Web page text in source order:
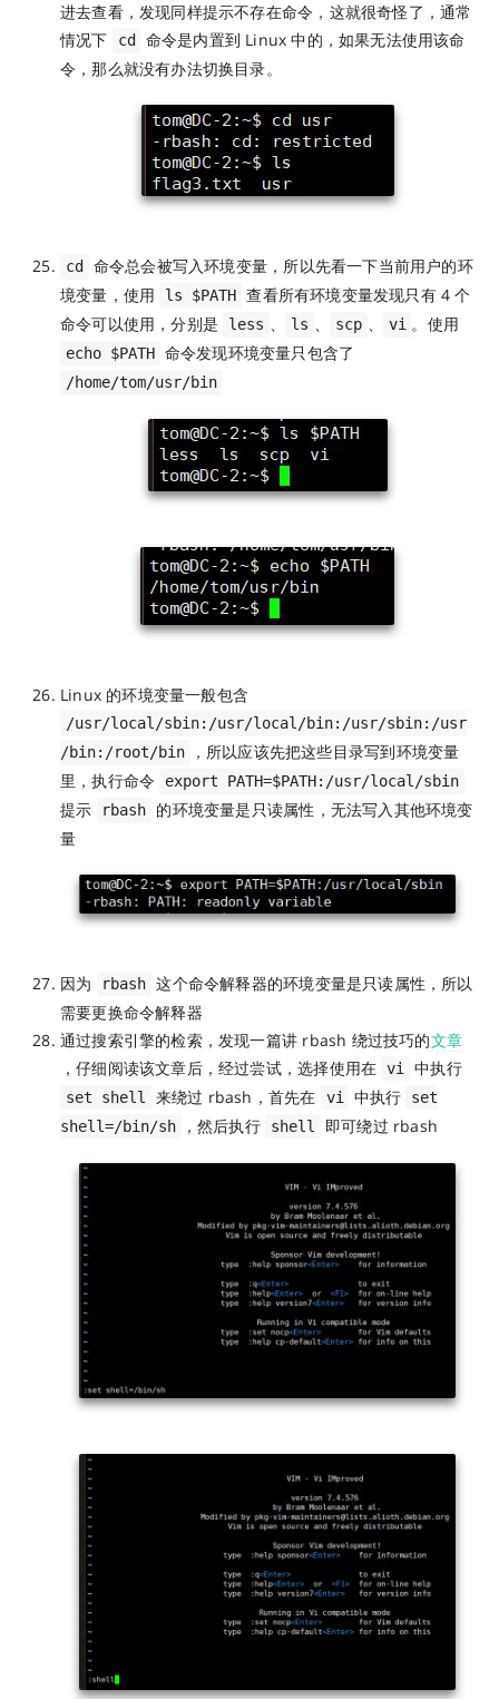
进去查看，发现同样提示不存在命令，这就很奇怪了，通常
情况下
cd
命令是内置到 Linux 中的，如果无法使用该命
令，那么就没有办法切换目录。
cd
命令总会被写入环境变量，所以先看一下当前用户的环
境变量，使用
ls $PATH 查看所有环境变量发现只有 4 个
命令可以使用，分别是
less 、 ls 、 scp 、 vi 。使用
echo $PATH 命令发现环境变量只包含了
/home/tom/usr/bin
Linux 的环境变量一般包含
/usr/local/sbin:/usr/local/bin:/usr/sbin:/usr
/bin:/root/bin
，所以应该先把这些目录写到环境变量
里，执行命令
export PATH=$PATH:/usr/local/sbin
提示 rbash
的环境变量是只读属性，无法写入其他环境变
量
因为 rbash 这个命令解释器的环境变量是只读属性，所以
需要更换命令解释器
通过搜索引擎的检索，发现一篇讲 rbash 绕过技巧的文章
，仔细阅读该文章后，经过尝试，选择使用在 vi 中执行
set shell 来绕过 rbash，首先在 vi 中执行
set
shell=/bin/sh
，然后执行 shell 即可绕过 rbash